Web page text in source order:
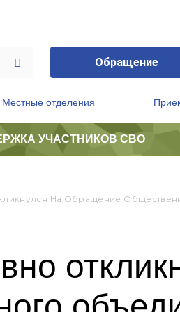
Обращение
Местные отделения
УЧАСТНИКОВ СВО
На Обращение